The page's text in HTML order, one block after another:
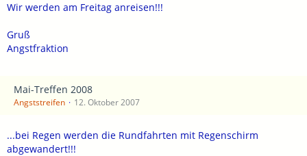
Wir werden am Freitag anreisen!!!
Gruß
Angstfraktion
Mai-Treffen 2008
Angststreifen 12. Oktober 2007
...bei Regen werden die Rundfahrten mit Regenschirm
abgewandert!!!